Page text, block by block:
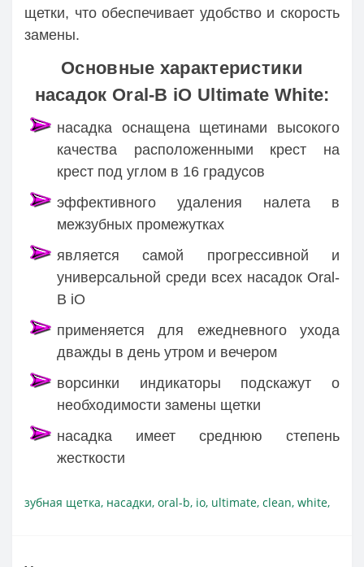
щетки, что обеспечивает удобство и скорость
замены.
Основные характеристики
насадок Oral-B iO Ultimate White:
насадка оснащена щетинами высокого
качества расположенными крест на
крест под углом в 16 градусов
эффективного удаления налета в
межзубных промежутках
является самой прогрессивной и
универсальной среди всех насадок Oral-
B iO
применяется для ежедневного ухода
дважды в день утром и вечером
ворсинки индикаторы подскажут о
необходимости замены щетки
насадка имеет среднюю степень
жесткости
зубная щетка, насадки, oral-b, io, ultimate, clean, white,